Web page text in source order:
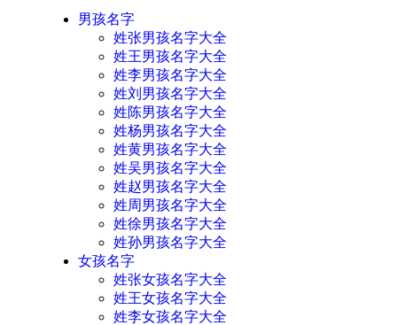
男孩名字
姓张男孩名字大全
姓王男孩名字大全
姓李男孩名字大全
姓刘男孩名字大全
姓陈男孩名字大全
姓杨男孩名字大全
姓黄男孩名字大全
姓吴男孩名字大全
姓赵男孩名字大全
姓周男孩名字大全
姓徐男孩名字大全
姓孙男孩名字大全
女孩名字
姓张女孩名字大全
姓王女孩名字大全
姓李女孩名字大全